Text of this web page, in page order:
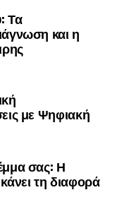
Τα
και η
με Ψηφιακή
σας: Η
τη διαφορά